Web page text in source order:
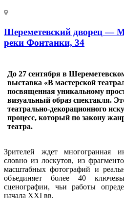
Шереметевский дворец —
реки Фонтанки, 34
До 27 сентября в
выставка «В мастерской
посвященная уникальному
визуальный образ спектакля.
театрально-декорационного
процесс, который по закону
театра.
Зрителей ждет многогранная
словно из лоскутов, из
масштабных фотографий и
объединяет более 40
сценографии, чьи работы
начала XXI вв.